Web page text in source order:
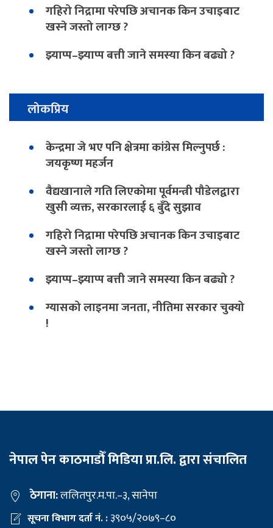
गहिरो निद्रामा परेपछि अचानक किन उचाइबाट
खस्ने जस्तो लाग्छ ?
झ्याप्प–झ्याप्प बत्ती जाने समस्या किन बढ्यो ?
लोकप्रिय
केन्द्रमा जे भए पनि क्षेत्रमा कांग्रेस मिल्नुपर्छ :
जयकृष्ण महर्जन
वैद्यखानाले गति लिएकोमा पूर्वमन्त्री पौडेलद्वारा
खुसी व्यक्त, सरकारलाई ६ बुँदे सुझाव
गहिरो निद्रामा परेपछि अचानक किन उचाइबाट
खस्ने जस्तो लाग्छ ?
झ्याप्प–झ्याप्प बत्ती जाने समस्या किन बढ्यो ?
ग्यासको लाइनमा जनता, नीतिमा सरकार चुक्यो
!
नेपाल पेन काठमाडौँ मिडिया प्रा.लि. द्वारा संचालित
ठेगाना:ललितपुर.म.पा.–३, सानेपा
सूचना विभाग दर्ता नं. :३९०५/२०७९–८०